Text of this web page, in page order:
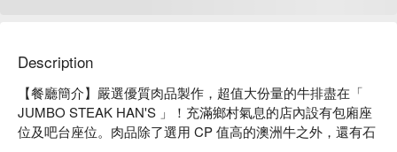
Description
【餐廳簡介】嚴選優質肉品製作，超值大份量的牛排盡在「
JUMBO STEAK HAN'S 」！充滿鄉村氣息的店內設有包廂座
位及吧台座位。肉品除了選用 CP 值高的澳洲牛之外，還有石